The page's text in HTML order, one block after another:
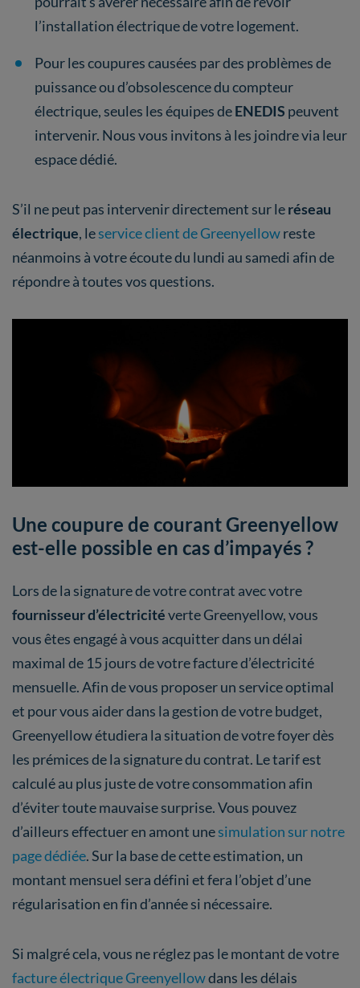
l’installation électrique de votre logement.
Pour les coupures causées par des problèmes de
puissance ou d’obsolescence du compteur
électrique, seules les équipes deENEDIS peuvent
intervenir. Nous vous invitons à les joindre via leur
espace dédié.
S’il ne peut pas intervenir directement sur leréseau
électrique, leservice client de Greenyellowreste
néanmoins à votre écoute du lundi au samedi afin de
répondre à toutes vos questions.
Une coupure de courant Greenyellow
est-elle possible en cas d’impayés ?
Lors de la signature de votre contrat avec votre
fournisseur d’électricitéverte Greenyellow, vous
vous êtes engagé à vous acquitter dans un délai
maximal de 15 jours de votre facture d’électricité
mensuelle. Afin de vous proposer un service optimal
et pour vous aider dans la gestion de votre budget,
Greenyellow étudiera la situation de votre foyer dès
les prémices de la signature du contrat. Le tarif est
calculé au plus juste de votre consommation afin
d’éviter toute mauvaise surprise. Vous pouvez
d’ailleurs effectuer en amont unesimulation sur notre
page dédiée. Sur la base de cette estimation, un
montant mensuel sera défini et fera l’objet d’une
régularisation en fin d’année si nécessaire.
Si malgré cela, vous ne réglez pas le montant de votre
facture électrique Greenyellowdans les délais